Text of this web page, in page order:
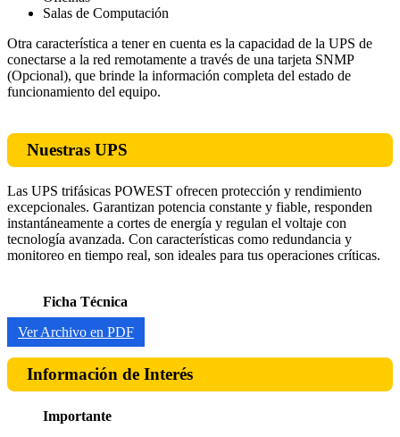
Salas de Computación
Otra característica a tener en cuenta es la capacidad de la UPS de
conectarse a la red remotamente a través de una tarjeta SNMP
(Opcional), que brinde la información completa del estado de
funcionamiento del equipo.
Nuestras UPS
Las UPS trifásicas POWEST ofrecen protección y rendimiento
excepcionales. Garantizan potencia constante y fiable, responden
instantáneamente a cortes de energía y regulan el voltaje con
tecnología avanzada. Con características como redundancia y
monitoreo en tiempo real, son ideales para tus operaciones críticas.
Ficha Técnica
Ver Archivo en PDF
Información de Interés
Importante